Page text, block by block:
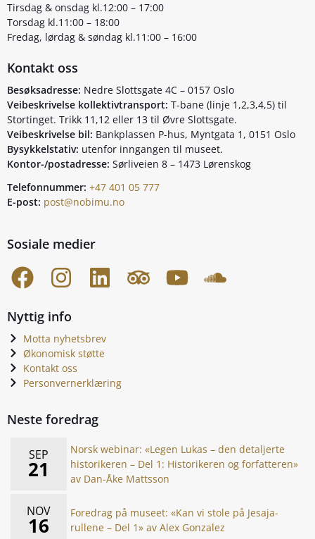
Tirsdag & onsdag kl.12:00 – 17:00
Torsdag kl.11:00 – 18:00
Fredag, lørdag & søndag kl.11:00 – 16:00
Kontakt oss
Besøksadresse: Nedre Slottsgate 4C – 0157 Oslo
Veibeskrivelse kollektivtransport: T-bane (linje 1,2,3,4,5) til
Stortinget. Trikk 11,12 eller 13 til Øvre Slottsgate.
Veibeskrivelse bil: Bankplassen P-hus, Myntgata 1, 0151 Oslo
Bysykkelstativ: utenfor inngangen til museet.
Kontor-/postadresse: Sørliveien 8 – 1473 Lørenskog
Telefonnummer: +47 401 05 777
E-post: post@nobimu.no
Sosiale medier
Nyttig info
Motta nyhetsbrev
Økonomisk støtte
Kontakt oss
Personvernerklæring
Neste foredrag
SEP
21
Norsk webinar: «Legen Lukas – den detaljerte
historikeren – Del 1: Historikeren og forfatteren»
av Dan-Åke Mattsson
NOV
16
Foredrag på museet: «Kan vi stole på Jesaja-
rullene – Del 1» av Alex Gonzalez